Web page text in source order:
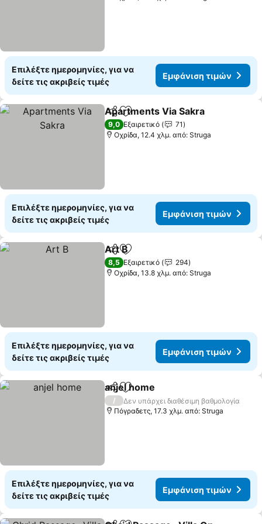
Επιλέξτε ημερομηνίες, για να
δείτε τις ακριβείς τιμές
Εμφάνιση τιμών
Κοινοποίηση
Προσθήκη στα αγαπημένα
Apartments Via Sakra
9,0 Εξαιρετικό
71
Οχρίδα, 12.4 χλμ. από: Struga
Επιλέξτε ημερομηνίες, για να
δείτε τις ακριβείς τιμές
Εμφάνιση τιμών
Κοινοποίηση
Προσθήκη στα αγαπημένα
Art B
8,5 Εξαιρετικό
294
Οχρίδα, 13.8 χλμ. από: Struga
Επιλέξτε ημερομηνίες, για να
δείτε τις ακριβείς τιμές
Εμφάνιση τιμών
Κοινοποίηση
Προσθήκη στα αγαπημένα
anjel home
/
Δεν υπάρχει διαθέσιμη βαθμολογία
Πόγραδετς, 17.3 χλμ. από: Struga
Επιλέξτε ημερομηνίες, για να
δείτε τις ακριβείς τιμές
Εμφάνιση τιμών